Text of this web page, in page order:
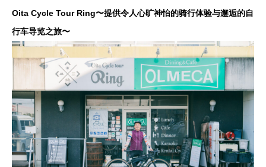
Oita Cycle Tour Ring〜提供令人心旷神怡的骑行体验与邂逅的自
行车导览之旅〜